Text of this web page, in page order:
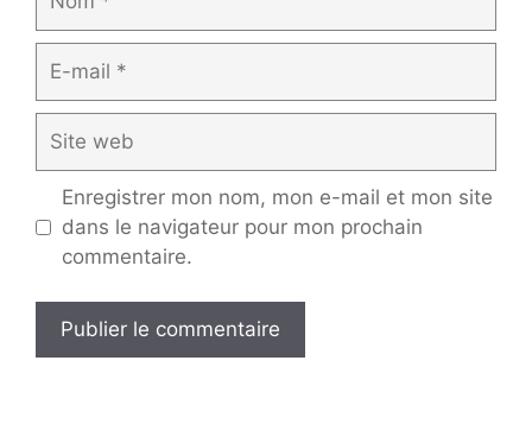
mail
web
Enregistrer mon nom, mon e-mail et mon site
dans le navigateur pour mon prochain
commentaire.